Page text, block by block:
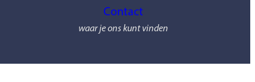
Contact
waar je ons kunt vinden